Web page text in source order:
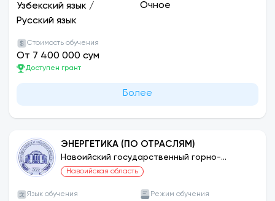
Узбекский язык /
Русский язык
Очное
Стоимость обучения
От 7 400 000 сум
Доступен грант
Более
ЭНЕРГЕТИКА (ПО ОТРАСЛЯМ)
Навоийский государственный горно-
технологический университет
Навоийская область
Язык обучения Режим обучения